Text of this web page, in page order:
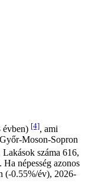
évben) [4], ami
Moson-Sopron
Lakások száma 616,
népesség azonos
(-0.55%/év), 2026-